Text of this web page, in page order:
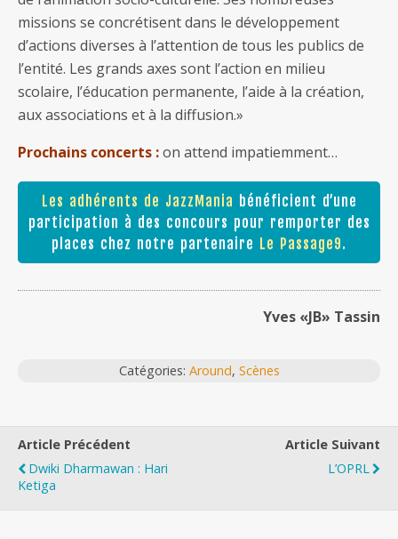
missions se concrétisent dans le développement
d’actions diverses à l’attention de tous les publics de
l’entité. Les grands axes sont l’action en milieu
scolaire, l’éducation permanente, l’aide à la création,
aux associations et à la diffusion.»
Prochains concerts :on attend impatiemment…
Les adhérents de JazzMania bénéficient d’une
participation à des concours pour remporter des
places chez notre partenaire Le Passage9.
Yves «JB» Tassin
Catégories: Around, Scènes
Article Précédent
Dwiki Dharmawan : Hari
Ketiga
Article Suivant
L’OPRL